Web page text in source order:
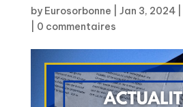
by Eurosorbonne Jan 3, 2024|
0 commentaires